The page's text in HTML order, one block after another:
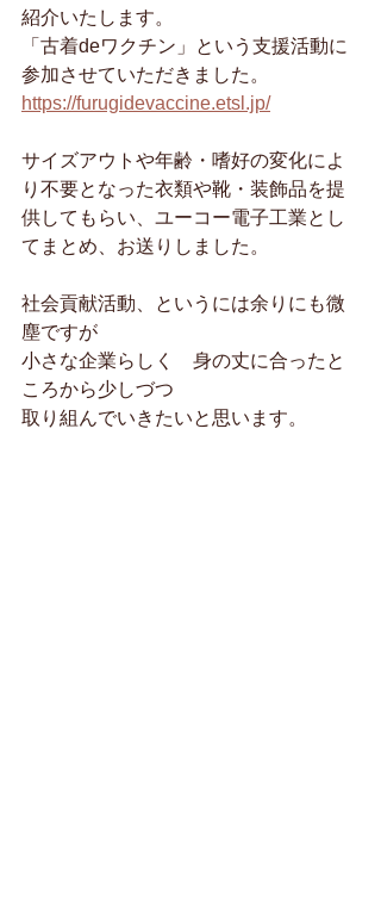
紹介いたします。
「古着deワクチン」という支援活動に
参加させていただきました。
https://furugidevaccine.etsl.jp/
サイズアウトや年齢・嗜好の変化によ
り不要となった衣類や靴・装飾品を提
供してもらい、ユーコー電子工業とし
てまとめ、お送りしました。
社会貢献活動、というには余りにも微
塵ですが
小さな企業らしく　身の丈に合ったと
ころから少しづつ
取り組んでいきたいと思います。